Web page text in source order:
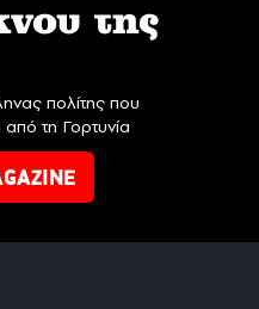
της
πολίτης που
τη Γορτυνία